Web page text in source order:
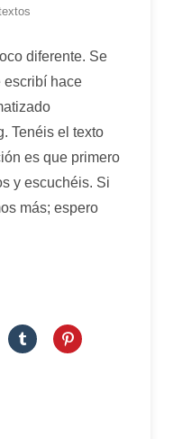
diferente. Se
escribí hace
Tenéis el texto
es que primero
y escuchéis. Si
más; espero